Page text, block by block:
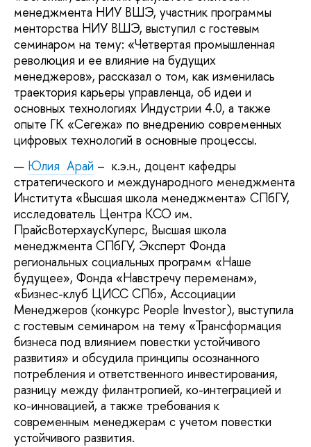
менеджмента НИУ ВШЭ, участник программы
менторства НИУ ВШЭ, выступил с гостевым
семинаром на тему: «Четвертая промышленная
революция и ее влияние на будущих
менеджеров», рассказал о том, как изменилась
траектория карьеры управленца, об идеи и
основных технологиях Индустрии 4.0, а также
опыте ГК «Сегежа» по внедрению современных
цифровых технологий в основные процессы.
Юлия Арай – к.э.н., доцент кафедры
стратегического и международного менеджмента
Института «Высшая школа менеджмента» СПбГУ,
исследователь Центра КСО им.
ПрайсВотерхаусКуперс, Высшая школа
менеджмента СПбГУ, Эксперт Фонда
региональных социальных программ «Наше
будущее», Фонда «Навстречу переменам»,
«Бизнес-клуб ЦИСС СПб», Ассоциации
Менеджеров (конкурс People Investor), выступила
с гостевым семинаром на тему «Трансформация
бизнеса под влиянием повестки устойчивого
развития» и обсудила принципы осознанного
потребления и ответственного инвестирования,
разницу между филантропией, ко-интеграцией и
ко-инновацией, а также требования к
современным менеджерам с учетом повестки
устойчивого развития.